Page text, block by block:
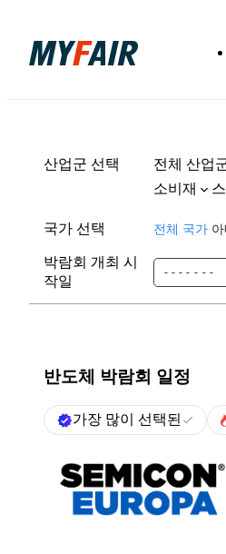
산업군 선택 전체 산업
소비재
국가 선택 전체 국가
박람회 개최 시
작일
반도체 박람회 일정
가장 많이 선택된